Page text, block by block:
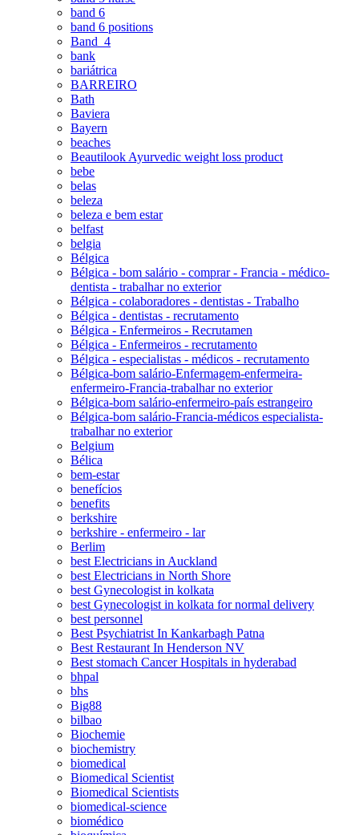
band 6
band 6 positions
Band_4
bank
bariátrica
BARREIRO
Bath
Baviera
Bayern
beaches
Beautilook Ayurvedic weight loss product
bebe
belas
beleza
beleza e bem estar
belfast
belgia
Bélgica
Bélgica - bom salário - comprar - Francia - médico-
dentista - trabalhar no exterior
Bélgica - colaboradores - dentistas - Trabalho
Bélgica - dentistas - recrutamento
Bélgica - Enfermeiros - Recrutamen
Bélgica - Enfermeiros - recrutamento
Bélgica - especialistas - médicos - recrutamento
Bélgica-bom salário-Enfermagem-enfermeira-
enfermeiro-Francia-trabalhar no exterior
Bélgica-bom salário-enfermeiro-país estrangeiro
Bélgica-bom salário-Francia-médicos especialista-
trabalhar no exterior
Belgium
Bélica
bem-estar
benefícios
benefits
berkshire
berkshire - enfermeiro - lar
Berlim
best Electricians in Auckland
best Electricians in North Shore
best Gynecologist in kolkata
best Gynecologist in kolkata for normal delivery
best personnel
Best Psychiatrist In Kankarbagh Patna
Best Restaurant In Henderson NV
Best stomach Cancer Hospitals in hyderabad
bhpal
bhs
Big88
bilbao
Biochemie
biochemistry
biomedical
Biomedical Scientist
Biomedical Scientists
biomedical-science
biomédico